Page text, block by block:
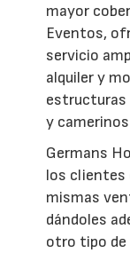
mayor
Eventos,
servicio
alquiler y
estructuras
y
Germans
los clientes
mismas
dándoles
otro tipo de